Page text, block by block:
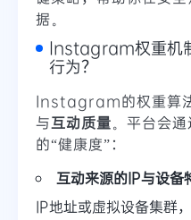
据。
Instagram权重机
行为？
Instagram的权重算
与互动质量。平台会
的“健康度”：
互动来源的IP与设备
IP地址或虚拟设备集群